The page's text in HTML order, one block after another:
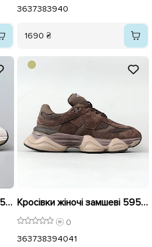
3637383940
1690 ₴
Кросівки жіночі замшеві 595995 Бежеві Кросівки жіночі замшеві 595994 Коричневі
0
363738394041